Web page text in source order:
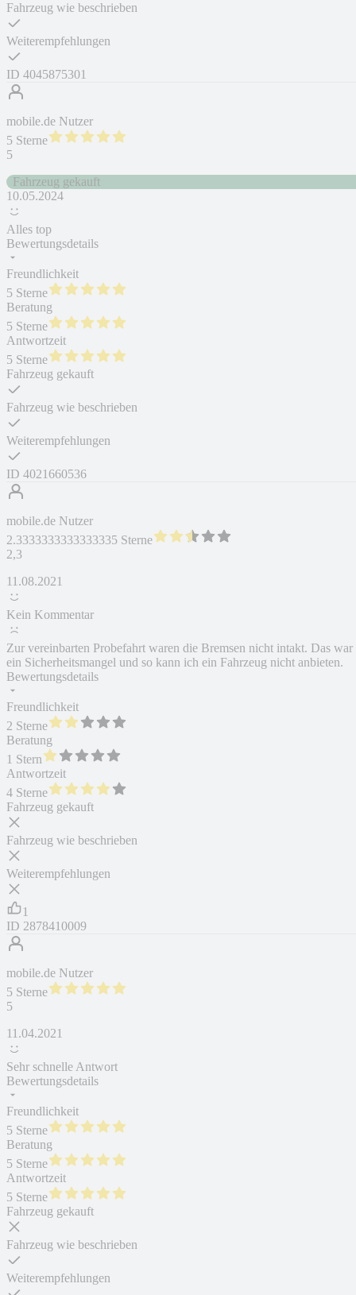
Fahrzeug wie beschrieben
Weiterempfehlungen
ID 4045875301
mobile.de Nutzer
5 Sterne
5
Fahrzeug gekauft
10.05.2024
Alles top
Bewertungsdetails
Freundlichkeit
5 Sterne
Beratung
5 Sterne
Antwortzeit
5 Sterne
Fahrzeug gekauft
Fahrzeug wie beschrieben
Weiterempfehlungen
ID 4021660536
mobile.de Nutzer
2.3333333333333335 Sterne
2,3
11.08.2021
Kein Kommentar
Zur vereinbarten Probefahrt waren die Bremsen nicht intakt. Das war
ein Sicherheitsmangel und so kann ich ein Fahrzeug nicht anbieten.
Bewertungsdetails
Freundlichkeit
2 Sterne
Beratung
1 Stern
Antwortzeit
4 Sterne
Fahrzeug gekauft
Fahrzeug wie beschrieben
Weiterempfehlungen
1
ID 2878410009
mobile.de Nutzer
5 Sterne
5
11.04.2021
Sehr schnelle Antwort
Bewertungsdetails
Freundlichkeit
5 Sterne
Beratung
5 Sterne
Antwortzeit
5 Sterne
Fahrzeug gekauft
Fahrzeug wie beschrieben
Weiterempfehlungen